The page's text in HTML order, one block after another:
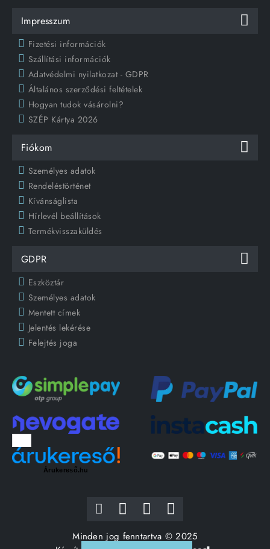
Impresszum
Fizetési információk
Szállítási információk
Adatvédelmi nyilatkozat - GDPR
Általános szerződési feltételek
Hogyan tudok vásárolni?
SZÉP Kártya 2026
Fiókom
Személyes adatok
Rendeléstörténet
Kívánságlista
Hírlevél beállítások
Termékvisszaküldés
GDPR
Eszköztár
Személyes adatok
Mentett címek
Jelentés lekérése
Felejtés joga
Árukereső.hu
Minden jog fenntartva © 2025